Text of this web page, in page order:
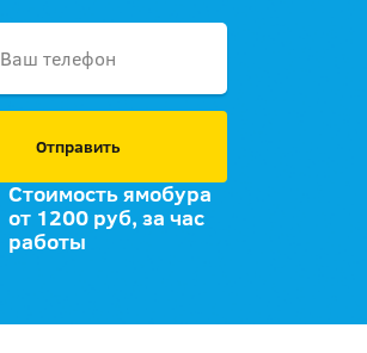
Отправить
Стоимость ямобура
от 1200 руб, за час
работы